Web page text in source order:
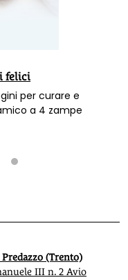
felici
per curare e
proprio amico a 4 zampe
(Trento)
III n. 2 Avio